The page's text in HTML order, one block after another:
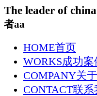
The leader of
者aa
HOME首页
WORKS成功案
COMPANY关
CONTACT联系